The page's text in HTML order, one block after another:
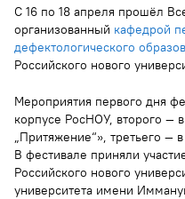
С 16 по 18 апреля прошёл
организованный кафедрой
дефектологического
Российского нового
Мероприятия первого дня
корпусе РосНОУ, второго —
„Притяжение“», третьего —
В фестивале приняли
Российского нового
университета имени